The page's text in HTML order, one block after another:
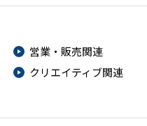
営業・販売関連
クリエイティブ関連